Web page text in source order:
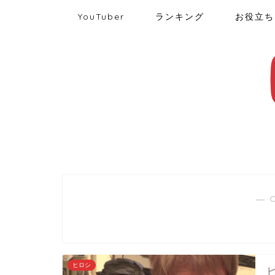
YouTuber ランキング お役立ち
―
ヒロシ